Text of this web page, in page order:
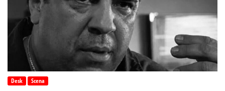
Desk Scena